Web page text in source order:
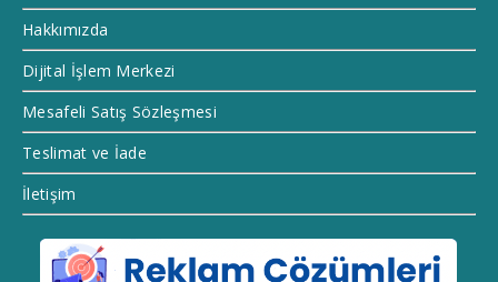
Hakkımızda
Dijital İşlem Merkezi
Mesafeli Satış Sözleşmesi
Teslimat ve İade
İletişim